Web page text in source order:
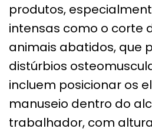
produtos,
intensas como o corte
animais abatidos, que
distúrbios
incluem posicionar os
manuseio dentro do
trabalhador, com